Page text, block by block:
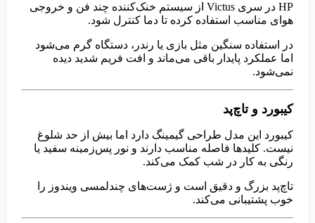
HP در سری Victus از سیستم خنک‌کننده چند فن و خروجی
هوای مناسب استفاده کرده تا دما کنترل شود.
در استفاده سنگین مثل بازی یا رندر، دستگاه گرم می‌شود
اما عملکرد پایدار باقی می‌ماند و افت فریم شدید دیده
نمی‌شود.
کیبورد و تاچ‌پد
کیبورد این مدل طراحی گیمینگ دارد اما بیش از حد شلوغ
نیست. کلیدها فاصله مناسب دارند و نور پس‌زمینه سفید یا
رنگی به کار در شب کمک می‌کند.
تاچ‌پد بزرگ و دقیق است و ژست‌های چندلمسی ویندوز را
خوب پشتیبانی می‌کند.